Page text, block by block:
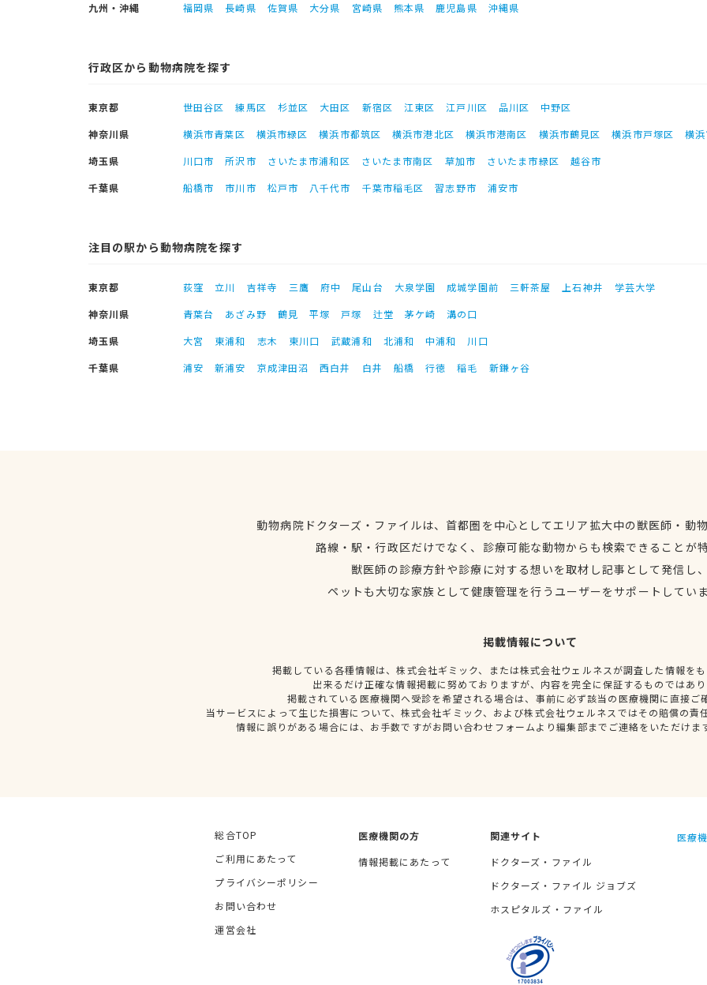
九州・沖縄
福岡県 長崎県 佐賀県 大分県 宮崎県 熊本県 鹿児島県 沖縄県
行政区から動物病院を探す
東京都 世田谷区 練馬区 杉並区 大田区 新宿区 江東区 江戸川区 品川区
中野区
神奈川県
横浜市青葉区 横浜市緑区 横浜市都筑区 横浜市港北区 横浜市港南区 横浜市鶴見区 横浜市戸塚区
横
埼玉県
川口市 所沢市 さいたま市浦和区 さいたま市南区 草加市 さいたま市緑区
越谷市
千葉県
船橋市 市川市 松戸市 八千代市 千葉市稲毛区 習志野市 浦安市
注目の駅から動物病院を探す
東京都 荻窪 立川 吉祥寺 三鷹 府中 尾山台 大泉学園 成城学園前 三軒茶屋 上石神井
学芸大学
神奈川県
青葉台 あざみ野 鶴見 平塚 戸塚 辻堂 茅ケ崎
溝の口
埼玉県
大宮 東浦和 志木 東川口 武蔵浦和 北浦和 中浦和
川口
千葉県
浦安 新浦安 京成津田沼 西白井 白井 船橋 行徳 稲毛 新鎌ヶ谷
動物病院ドクターズ・ファイルは、首都圏を中心としてエリア拡大中の獣医師・動
路線・駅・行政区だけでなく、診療可能な動物からも検索できることが
獣医師の診療方針や診療に対する想いを取材し記事として発信し
ペットも大切な家族として健康管理を行うユーザーをサポートしてい
掲載情報について
掲載している各種情報は、株式会社ギミック、または株式会社ウェルネスが調査した情報を
出来るだけ正確な情報掲載に努めておりますが、内容を完全に保証するものではあ
掲載されている医療機関へ受診を希望される場合は、事前に必ず該当の医療機関に直接ご
当サービスによって生じた損害について、株式会社ギミック、および株式会社ウェルネスではその賠償の責
情報に誤りがある場合には、お手数ですがお問い合わせフォームより編集部までご連絡をいただけま
総合TOP
ご利用にあたって
プライバシーポリシー
お問い合わせ
運営会社
医療機関の方
情報掲載にあたって
関連サイト
ドクターズ・ファイル
ドクターズ・ファイル ジョブズ
ホスピタルズ・ファイル
医療